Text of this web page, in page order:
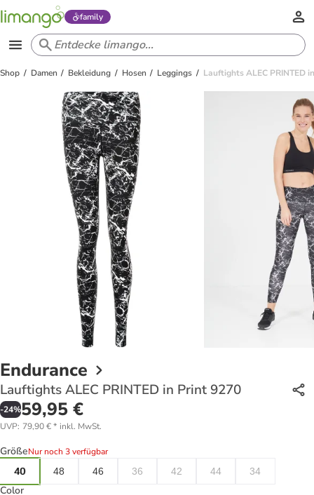
family
Shop Damen Bekleidung Hosen Leggings Lauftights ALEC PRINTED
Endurance
Lauftights ALEC PRINTED in Print 9270
-24%59,95 €
UVP: 79,90 €* inkl. MwSt.
GrößeNur noch 3 verfügbar
40
48 46 36 42 44 34
Color